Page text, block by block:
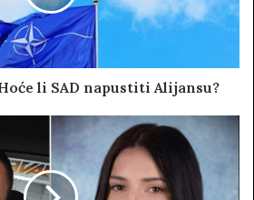
li SAD napustiti Alijansu?